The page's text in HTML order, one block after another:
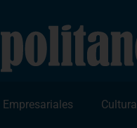
Empresariales Cultura